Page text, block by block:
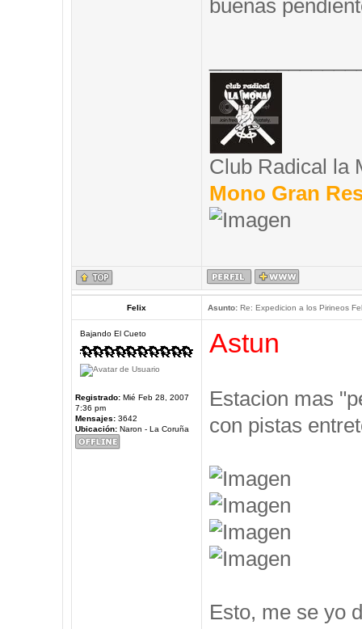
buenas
Club Radical la
Mono Gran
Felix Asunto:Re: Expedicion a los Pirineos
Bajando El Cueto
Registrado:Mié Feb 28, 2007
7:36 pm
Mensajes:3642
Ubicación:Naron - La Coruña
Astun
Estacion mas
con pistas
Esto, me se yo